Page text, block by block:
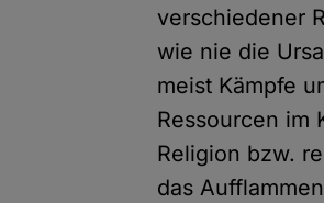
verschiedener
wie nie die
meist Kämpfe
Ressourcen im
Religion bzw.
das